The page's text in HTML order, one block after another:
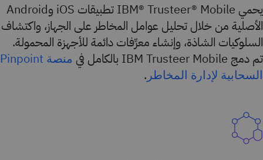
يحمي IBM® Trusteer® Mobile تطبيقات iOS وAndroid
الأصلية من خلال تحليل عوامل المخاطر على الجهاز، واكتشاف
السلوكيات الشاذة، وإنشاء معرِّفات دائمة للأجهزة المحمولة.
تم دمج IBM Trusteer Mobile بالكامل في
منصة Pinpoint
السحابية لإدارة المخاطر .